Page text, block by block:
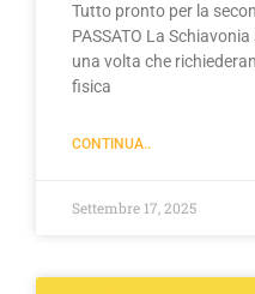
Tutto pronto per la
PASSATO La
una volta che
fisica
CONTINUA..
Settembre 17, 2025